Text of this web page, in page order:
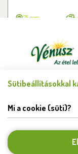
Sütibeállításokkal
Mi a cookie (süti)?
25 perc
Minden jog
ADATKEZELÉSI
COOKIE